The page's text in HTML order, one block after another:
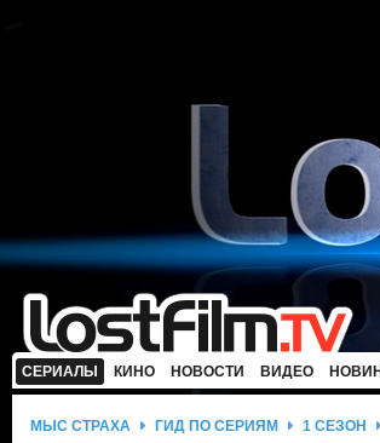
СЕРИАЛЫ КИНО НОВОСТИ ВИДЕО
МЫС СТРАХА ГИД ПО СЕРИЯМ 1 СЕЗОН